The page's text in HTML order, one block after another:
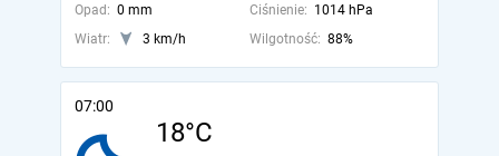
Opad: 0 mm Ciśnienie: 1014 hPa
Wiatr:
3 km/h Wilgotność: 88%
07:00
18°C